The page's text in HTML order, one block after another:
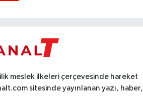
meslek ilkeleri çerçevesinde hareket
sitesinde yayınlanan yazı, haber,